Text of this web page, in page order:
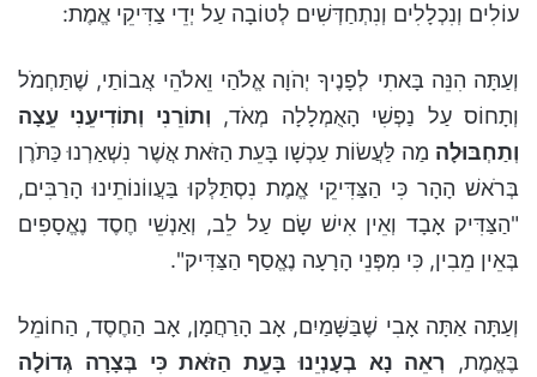
עוֹלִים וְנִכְלָלִים וְנִתְחַדְּשִׁים לְטוֹבָה עַל יְדֵי צַדִּיקֵי אֱמֶת:
וְעַתָּה הִנֵּה בָּאתִי לְפָנֶיךָ יְהֹוָה אֱלֹהַי וֵאלֹהֵי אֲבוֹתַי, שֶׁתַּחְמֹל
וְתָחוֹס עַל נַפְשִׁי הָאֻמְלָלָה מְאֹד, וְתוֹרֵנִי וְתוֹדִיעֵנִי עֵצָה
וְתַחְבּוּלָה מַה לַּעֲשׂוֹת עַכְשָׁו בָּעֵת הַזֹּאת אֲשֶׁר נִשְׁאַרְנוּ כַּתֹּרֶן
בְּרֹאשׁ הָהָר כִּי הַצַּדִּיקֵי אֱמֶת נִסְתַּלְּקוּ בַּעֲווֹנוֹתֵינוּ הָרַבִּים,
"הַצַּדִּיק אָבָד וְאֵין אִישׁ שָׂם עַל לֵב, וְאַנְשֵׁי חֶסֶד נֶאֱסָפִים
בְּאֵין מֵבִין, כִּי מִפְּנֵי הָרָעָה נֶאֱסַף הַצַּדִּיק".
וְעַתָּה אַתָּה אָבִי שֶׁבַּשָּׁמַיִם, אָב הָרַחֲמָן, אָב הַחֶסֶד, הַחוֹמֵל
בֶּאֱמֶת, רְאֵה נָא בְעָנְיֵנוּ בָּעֵת הַזֹּאת כִּי בְּצָרָה גְדוֹלָה